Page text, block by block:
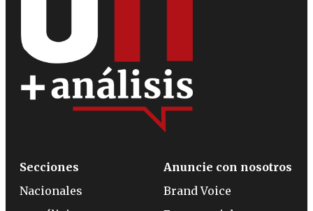
Secciones
Nacionales
Anuncie con nosotros
Brand Voice